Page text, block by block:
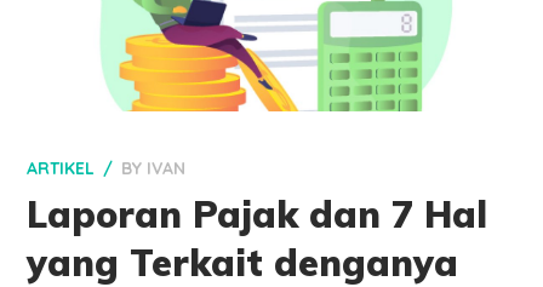
ARTIKEL BY IVAN
Laporan Pajak dan 7 Hal
yang Terkait denganya